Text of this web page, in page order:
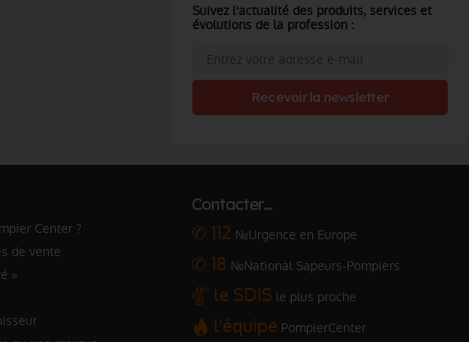
Suivez l'actualité des produits, services et
évolutions de la profession :
Recevoir la newsletter
Center ?
de vente
»
Contacter…
✆ 112 №Urgence en Europe
✆ 18 №National Sapeurs-Pompiers
le SDIS le plus proche
l'équipe PompierCenter